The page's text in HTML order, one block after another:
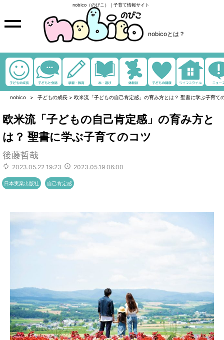
nobico（のびこ）｜子育て情報サイト
nobicoとは？
nobico 子どもの成長 > 欧米流「子どもの自己肯定感」の育み方とは？ 聖書に学ぶ子育て
欧米流「子どもの自己肯定感」の育み方と
は？ 聖書に学ぶ子育てのコツ
後藤哲哉
2023.05.22 19:23 2023.05.19 06:00
日本実業出版社 自己肯定感